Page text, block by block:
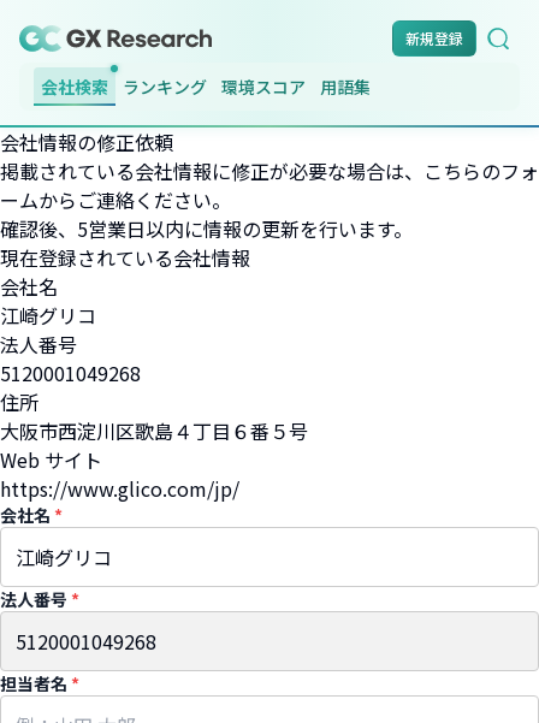
新規登録
会社検索 ランキング 環境スコア 用語集
会社情報の修正依頼
掲載されている会社情報に修正が必要な場合は、こちらのフォ
ームからご連絡ください。
確認後、5営業日以内に情報の更新を行います。
現在登録されている会社情報
会社名
江崎グリコ
法人番号
5120001049268
住所
大阪市西淀川区歌島４丁目６番５号
Web サイト
https://www.glico.com/jp/
会社名 *
法人番号 *
担当者名 *